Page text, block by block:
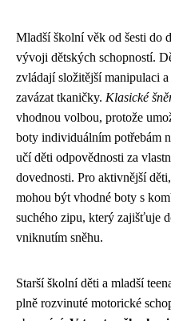
Mladší školní věk od šesti do
vývoji dětských schopností.
zvládají složitější manipulaci
zavázat tkaničky. Klasické
vhodnou volbou, protože
boty individuálním potřebám
učí děti odpovědnosti za
dovednosti. Pro aktivnější
mohou být vhodné boty s
suchého zipu, který zajišťuje
vniknutím sněhu.
Starší školní děti a mladší
plně rozvinuté motorické